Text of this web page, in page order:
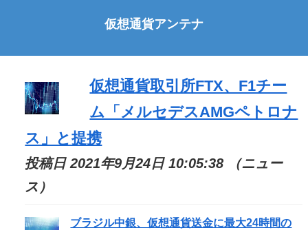
仮想通貨アンテナ
仮想通貨取引所FTX、F1チー
ム「メルセデスAMGペトロナ
ス」と提携
投稿日 2021年9月24日 10:05:38 （ニュー
ス）
ブラジル中銀、仮想通貨送金に最大24時間の